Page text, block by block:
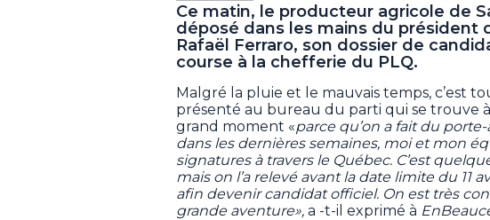
Ce matin, le producteur agricole de
déposé dans les mains du président
Rafaël Ferraro, son dossier de
course à la chefferie du PLQ.
Malgré la pluie et le mauvais temps, c’est
présenté au bureau du parti qui se trouve à
grand moment «parce qu’on a fait du
dans les dernières semaines, moi et mon
signatures à travers le Québec. C’est
mais on l’a relevé avant la date limite du 11
afin devenir candidat officiel. On est très
grande aventure», a -t-il exprimé à